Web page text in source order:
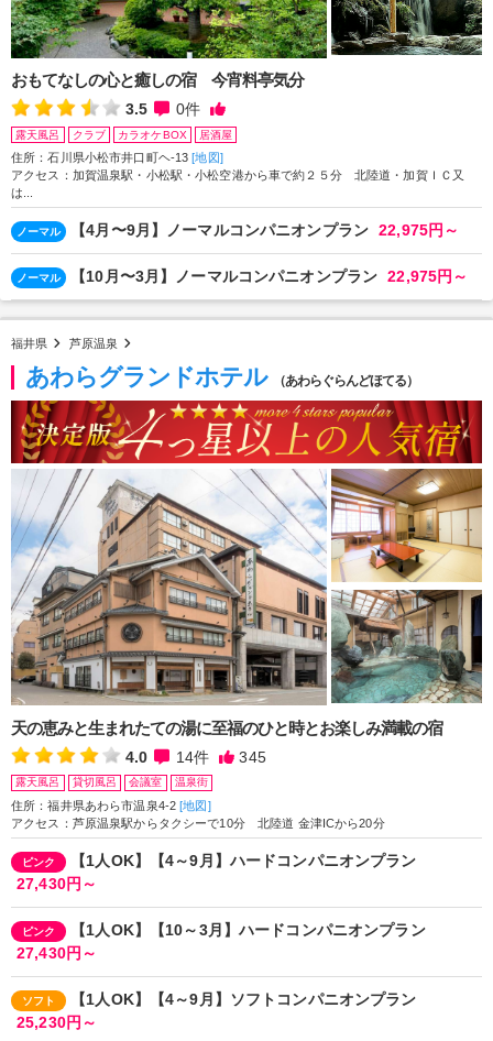
おもてなしの心と癒しの宿 今宵料亭気分
3.5 0件
露天風呂 クラブ カラオケBOX 居酒屋
住所：石川県小松市井口町ヘ-13 [地図]
アクセス：加賀温泉駅・小松駅・小松空港から車で約２５分 北陸道・加賀ＩＣ又
は...
ノーマル 【4月〜9月】ノーマルコンパニオンプラン 22,975円～
ノーマル 【10月〜3月】ノーマルコンパニオンプラン 22,975円～
福井県 芦原温泉
あわらグランドホテル （あわらぐらんどほてる）
天の恵みと生まれたての湯に至福のひと時とお楽しみ満載の宿
4.0 14件 345
露天風呂 貸切風呂 会議室 温泉街
住所：福井県あわら市温泉4-2 [地図]
アクセス：芦原温泉駅からタクシーで10分 北陸道 金津ICから20分
ピンク
【1人OK】【4～9月】ハードコンパニオンプラン
27,430円～
ピンク
【1人OK】【10～3月】ハードコンパニオンプラン
27,430円～
ソフト
【1人OK】【4～9月】ソフトコンパニオンプラン
25,230円～